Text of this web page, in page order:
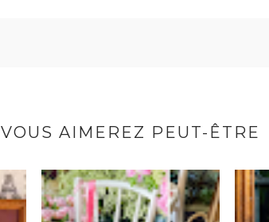
VOUS AIMEREZ PEUT-ÊTRE